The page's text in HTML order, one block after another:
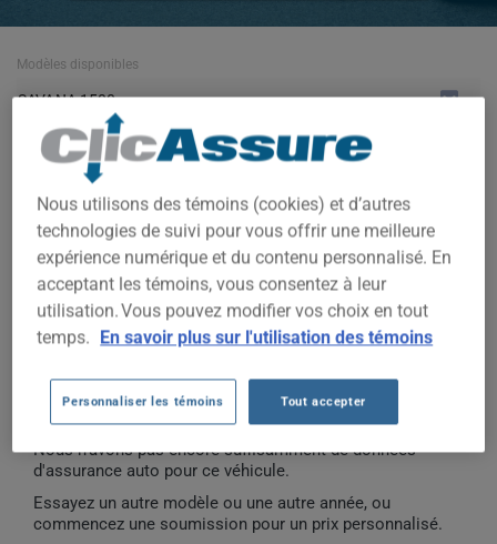
Modèles disponibles
SAVANA 1500
Année
Villes
TOUTES LES VILLES
SAVANA 1500 2014 DEPUIS 2022.
Nous n'avons pas encore suffisamment de données
d'assurance auto pour ce véhicule.
Essayez un autre modèle ou une autre année, ou
commencez une soumission pour un prix personnalisé.
Nous utilisons des témoins (cookies) et d’autres
technologies de suivi pour vous offrir une meilleure
expérience numérique et du contenu personnalisé. En
acceptant les témoins, vous consentez à leur
utilisation. Vous pouvez modifier vos choix en tout
temps. En savoir plus sur l'utilisation des témoins
Personnaliser les témoins Tout accepter